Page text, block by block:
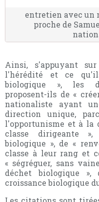
entretien avec
proche de
Ainsi, s'appuyant
l'hérédité et ce
biologique », les
proposent-ils de «
nationaliste ayant
direction unique,
l'opportunisme et à la
classe dirigeante
biologique », de «
classe à leur rang et
« ségréguer, sans
déchet biologique
croissance biologique